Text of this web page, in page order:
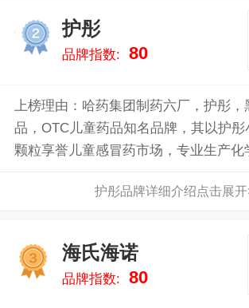
护彤
品牌指数: 80
上榜理由：哈药集团制药六厂，护彤
品，OTC儿童药品知名品牌，其以护
颗粒享誉儿童感冒药市场，专业生产化
护彤品牌详细介绍点击展
海氏海诺
品牌指数: 80